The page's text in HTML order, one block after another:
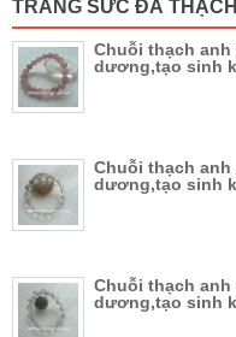
TRANG SỨC ĐÁ
Chuỗi thạch
dương,tạo sinh
Chuỗi thạch
dương,tạo sinh
Chuỗi thạch
dương,tạo sinh